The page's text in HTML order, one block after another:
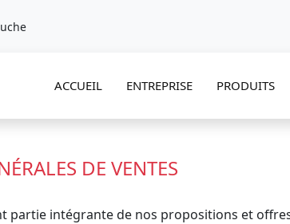
12H00 / 13H00-16H00
ACCUEIL ENTREPRISE PRODUITS
DE VENTES
partie intégrante de nos propositions et